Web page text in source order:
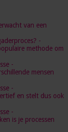
van een
-
methode om
-
mensen
-
en stelt dus ook
-
is je processen